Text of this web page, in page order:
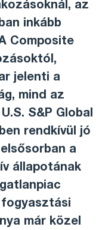
az
inkább
Composite
jelenti a
mind az
S&P Global
rendkívül jó
a
állapotának
már közel